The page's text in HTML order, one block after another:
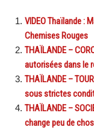
VIDEO Thaïlande :
Chemises Rouges
THAÏLANDE –
autorisées dans le
THAÏLANDE –
sous strictes
THAÏLANDE –
change peu de